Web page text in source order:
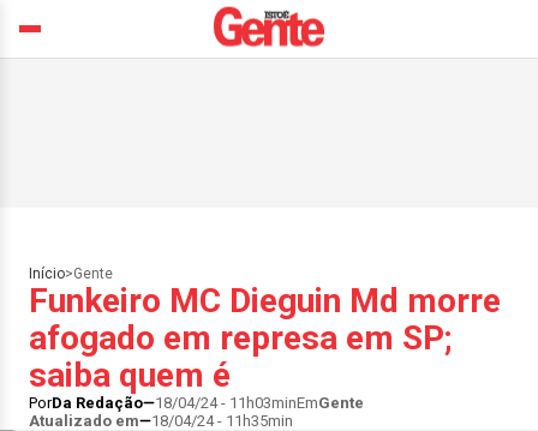
Início>Gente
Funkeiro MC Dieguin Md morre
afogado em represa em SP;
saiba quem é
PorDa Redação 18/04/24 - 11h03minEmGente
Atualizado em
18/04/24 - 11h35min